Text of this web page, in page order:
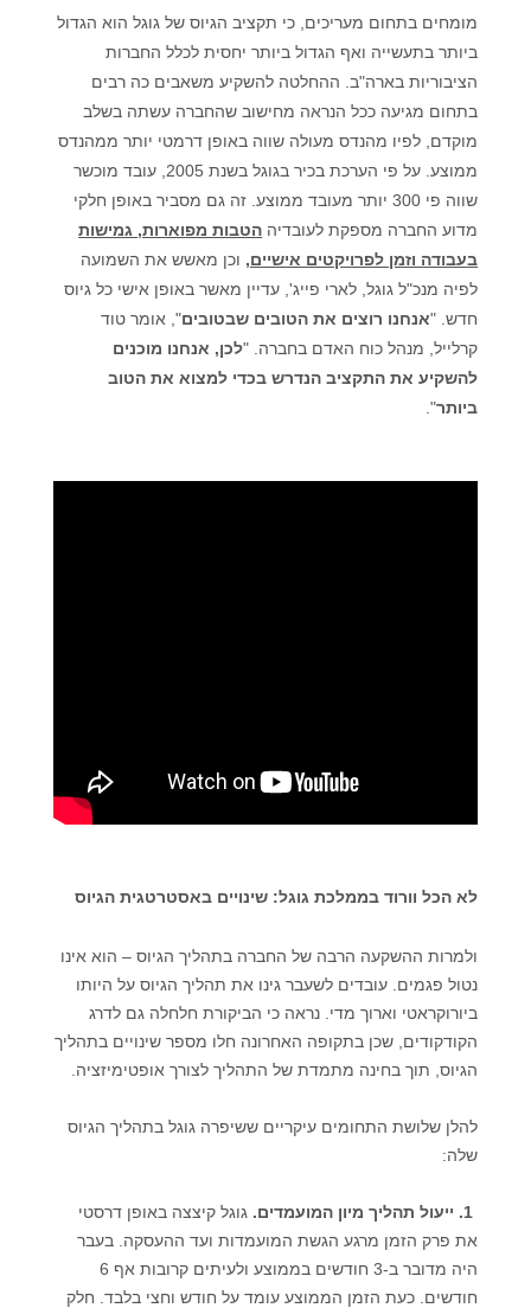
מומחים בתחום מעריכים, כי תקציב הגיוס של גוגל הוא הגדול
ביותר בתעשייה ואף הגדול ביותר יחסית לכלל החברות
הציבוריות בארה"ב
ההחלטה להשקיע משאבים כה רבים
בתחום מגיעה ככל הנראה מחישוב שהחברה עשתה בשלב
מוקדם, לפיו מהנדס מעולה שווה באופן דרמטי יותר ממהנדס
ממוצע. על פי הערכת בכיר בגוגל בשנת2005
, עובד מוכשר
שווה פי 300 יותר מעובד ממוצע. זה גם מסביר באופן חלקי
מדוע החברה מספקת לעובדיה הטבות מפוארות, גמישות
בעבודה וזמן לפרויקטים אישיים, וכן מאשש את השמועה
לפיה מנכ"ל גוגל, לארי פייג', עדיין מאשר באופן אישי כל גיוס
חדש. "אנחנו רוצים את הטובים שבטובים", אומר טוד
קרלייל, מנהל כוח האדם בחברה. "לכן, אנחנו מוכנים
להשקיע את התקציב הנדרש בכדי למצוא את הטוב
ביותר."
לא הכל וורוד בממלכת גוגל: שינויים באסטרטגית הגיוס
ולמרות ההשקעה הרבה של החברה בתהליך הגיוס – הוא אינו
נטול פגמים. עובדים לשעבר גינו את תהליך הגיוס על היותו
ביורוקראטי וארוך מדי. נראה כי הביקורת חלחלה גם לדרג
הקודקודים, שכן בתקופה האחרונה חלו מספר שינויים בתהליך
הגיוס, תוך בחינה מתמדת של התהליך לצורך אופטימיזציה.
להלן שלושת התחומים עיקריים ששיפרה גוגל בתהליך הגיוס
שלה:
ייעול תהליך מיון המועמדים. גוגל קיצצה באופן דרסטי
את פרק הזמן מרגע הגשת המועמדות ועד ההעסקה. בעבר
היה מדובר ב-3 חודשים בממוצע ולעיתים קרובות אף 6
חודשים. כעת הזמן הממוצע עומד על חודש וחצי בלבד. חלק